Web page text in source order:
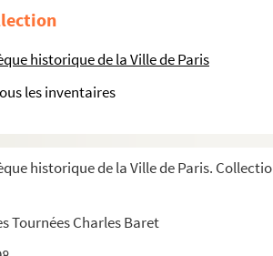
historique de la Ville de Paris
les inventaires
historique de la Ville de Paris.
Tournées Charles Baret
4 actes. 1904
en 3 actes. 1924